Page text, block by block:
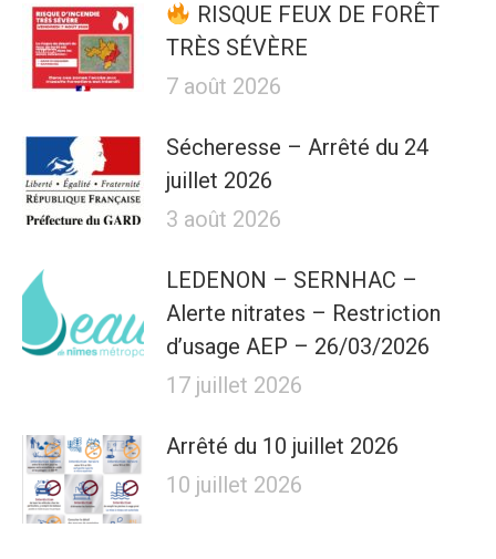
RISQUE FEUX DE FORÊT
TRÈS SÉVÈRE
7 août 2026
Sécheresse – Arrêté du 24
juillet 2026
3 août 2026
LEDENON – SERNHAC –
Alerte nitrates – Restriction
d’usage AEP – 26/03/2026
17 juillet 2026
Arrêté du 10 juillet 2026
10 juillet 2026